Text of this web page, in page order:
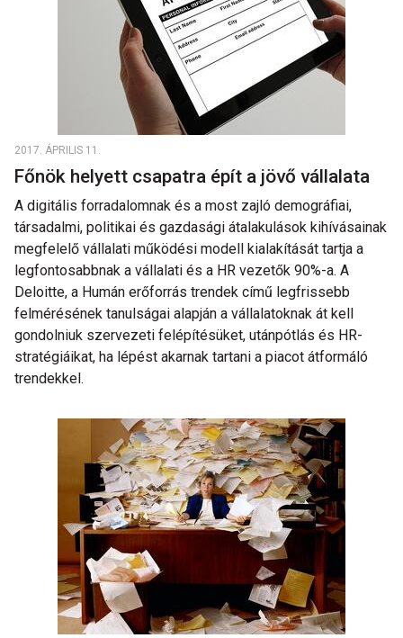
2017. ÁPRILIS 11.
Főnök helyett csapatra épít a jövő vállalata
A digitális forradalomnak és a most zajló demográfiai,
társadalmi, politikai és gazdasági átalakulások kihívásainak
megfelelő vállalati működési modell kialakítását tartja a
legfontosabbnak a vállalati és a HR vezetők 90%-a. A
Deloitte, a Humán erőforrás trendek című legfrissebb
felmérésének tanulságai alapján a vállalatoknak át kell
gondolniuk szervezeti felépítésüket, utánpótlás és HR-
stratégiáikat, ha lépést akarnak tartani a piacot átformáló
trendekkel.